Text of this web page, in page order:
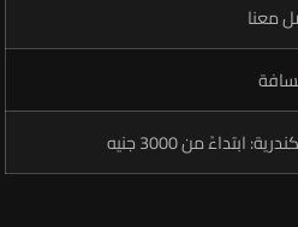
معنا
ابتداءً من 3000 جنيه